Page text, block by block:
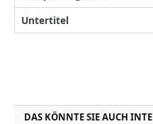
Untertitel
DAS KÖNNTE SIE AUCH